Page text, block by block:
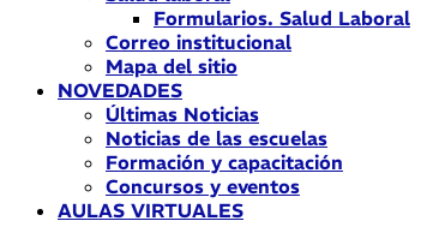
Formularios. Salud Laboral
Correo institucional
Mapa del sitio
NOVEDADES
Últimas Noticias
Noticias de las escuelas
Formación y capacitación
Concursos y eventos
AULAS VIRTUALES